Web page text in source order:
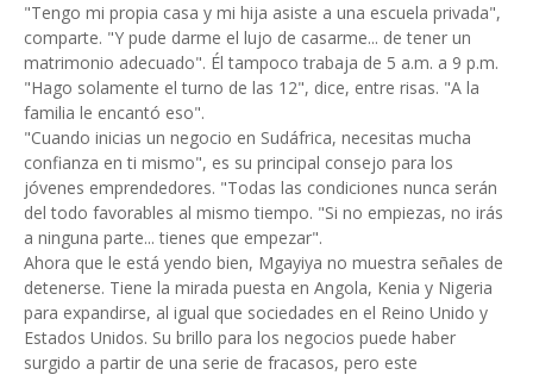
"Tengo mi propia casa y mi hija asiste a una escuela privada",
comparte. "Y pude darme el lujo de casarme... de tener un
matrimonio adecuado". Él tampoco trabaja de 5 a.m. a 9 p.m.
"Hago solamente el turno de las 12", dice, entre risas. "A la
familia le encantó eso".
"Cuando inicias un negocio en Sudáfrica, necesitas mucha
confianza en ti mismo", es su principal consejo para los
jóvenes emprendedores. "Todas las condiciones nunca serán
del todo favorables al mismo tiempo. "Si no empiezas, no irás
a ninguna parte... tienes que empezar".
Ahora que le está yendo bien, Mgayiya no muestra señales de
detenerse. Tiene la mirada puesta en Angola, Kenia y Nigeria
para expandirse, al igual que sociedades en el Reino Unido y
Estados Unidos. Su brillo para los negocios puede haber
surgido a partir de una serie de fracasos, pero este